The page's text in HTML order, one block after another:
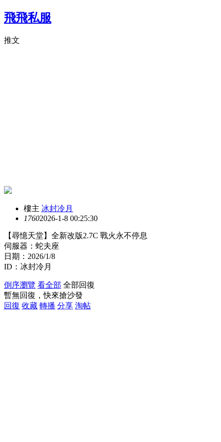
飛飛私服
推文
樓主 冰封冷月
17602026-1-8 00:25:30
【尋憶天堂】全新改版2.7C 戰火永不停息
伺服器：蛇夫座
日期：2026/1/8
ID：冰封冷月
倒序瀏覽 看全部 全部回復
暫無回復，快來搶沙發
回復 收藏 轉播 分享 淘帖